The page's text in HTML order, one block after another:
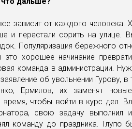
зависит от каждого человека.
и перестали сорить на улице.
Популяризация бережного
хорошее начинание
команда в администрации.
об увольнении Гурову, в
Ермилов, их заменят
чтобы войти в курс дел.
свою задачу выполнил
команду до праздника. Глупо